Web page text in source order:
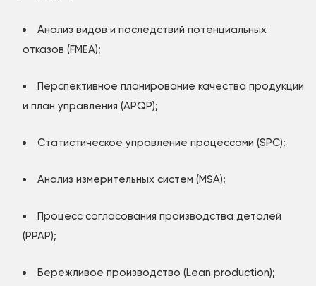
Анализ видов и последствий потенциальных
отказов (FMEA);
Перспективное планирование качества продукции
и план управления (APQP);
Статистическое управление процессами (SPC);
Анализ измерительных систем (MSA);
Процесс согласования производства деталей
(PPAP);
Бережливое производство (Lean production);